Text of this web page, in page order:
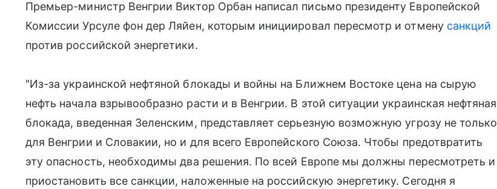
Премьер-министр Венгрии Виктор Орбан написал письмо президенту Европейской
Комиссии Урсуле фон дер Ляйен, которым инициировал пересмотр и отмену санкций
против российской энергетики.
"Из-за украинской нефтяной блокады и войны на Ближнем Востоке цена на сырую
нефть начала взрывообразно расти и в Венгрии. В этой ситуации украинская нефтяная
блокада, введенная Зеленским, представляет серьезную возможную угрозу не только
для Венгрии и Словакии, но и для всего Европейского Союза. Чтобы предотвратить
эту опасность, необходимы два решения. По всей Европе мы должны пересмотреть и
приостановить все санкции, наложенные на российскую энергетику. Сегодня я